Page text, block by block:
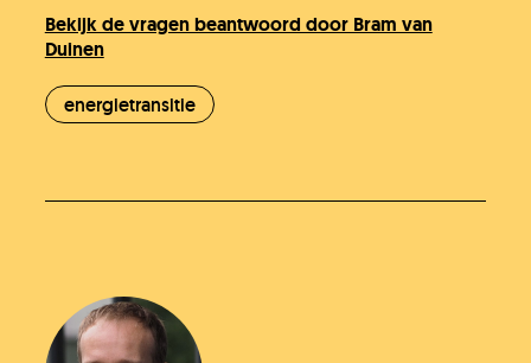
Bekijk de vragen beantwoord door Bram van
Duinen
energietransitie